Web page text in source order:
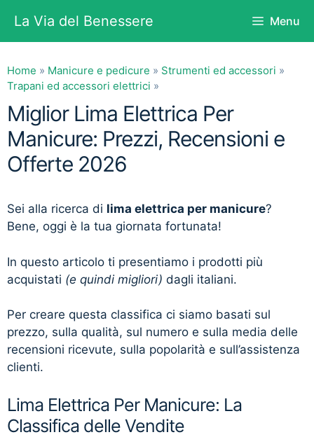
contenuto
La Via del Benessere Menu
Home » Manicure e pedicure » Strumenti ed accessori »
Trapani ed accessori elettrici »
Miglior Lima Elettrica Per
Manicure: Prezzi, Recensioni e
Offerte 2026
Sei alla ricerca di lima elettrica per manicure?
Bene, oggi è la tua giornata fortunata!
In questo articolo ti presentiamo i prodotti più
acquistati (e quindi migliori) dagli italiani.
Per creare questa classifica ci siamo basati sul
prezzo, sulla qualità, sul numero e sulla media delle
recensioni ricevute, sulla popolarità e sull’assistenza
clienti.
Lima Elettrica Per Manicure: La
Classifica delle Vendite